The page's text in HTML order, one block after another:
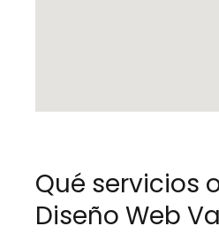
Qué servicios
Diseño Web